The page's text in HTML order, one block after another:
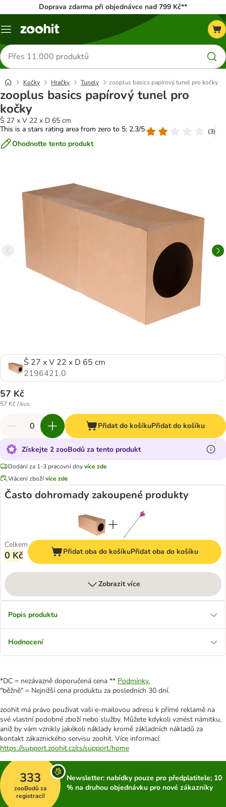
Doprava zdarma při objednávce nad 799 Kč**
Menu
Hledat
produkty
Kočky Hračky Tunely zooplus basics papírový tunel pro kočky
zooplus basics papírový tunel pro
kočky
Š 27 x V 22 x D 65 cm
This is a stars rating area from zero to 5: 2.3/5
(3)
Ohodnoťte tento produkt
Š 27 x V 22 x D 65 cm
2196421.0
57 Kč
57 Kč / kus
Přidat do košíkuPřidat do košíku
Získejte 2 zooBodů za tento produkt
Dodání za 1-3 pracovní dnyvíce zde
Vrácení zbožívíce zde
Často dohromady zakoupené produkty
Celkem
0 Kč Přidat oba do košíkuPřidat oba do košíku
Zobrazit více
Popis produktu
Hodnocení
*DC = nezávazně doporučená cena ** Podmínky.
"běžně" = Nejnižší cena produktu za posledních 30 dní.
zoohit má právo používat vaši e-mailovou adresu k přímé reklamě na
své vlastní podobné zboží nebo služby. Můžete kdykoli vznést námitku,
aniž by vám vznikly jakékoli náklady kromě základních nákladů za
kontakt zákaznického servisu zoohit. Více informací:
https://support.zoohit.cz/cs/support/home
333
zooBodů za
registraci!
Newsletter: nabídky pouze pro předplatitele; 10
% na druhou objednávku pro nové zákazníky